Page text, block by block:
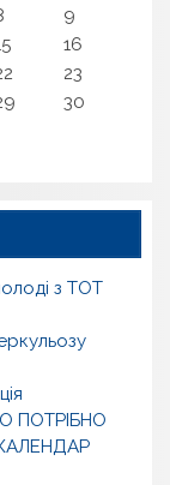
9
16
23
30
з ТОТ
ПОТРІБНО